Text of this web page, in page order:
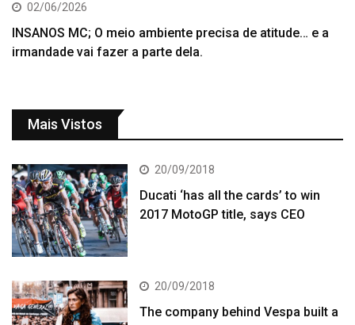
02/06/2026
INSANOS MC; O meio ambiente precisa de atitude… e a
irmandade vai fazer a parte dela.
Mais Vistos
20/09/2018
Ducati ‘has all the cards’ to win
2017 MotoGP title, says CEO
20/09/2018
The company behind Vespa built a